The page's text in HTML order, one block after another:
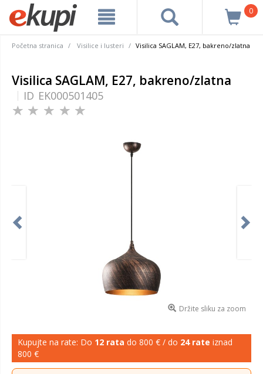
0
Početna stranica Visilice i lusteri Visilica SAGLAM, E27, bakreno/zlatna
Visilica SAGLAM, E27, bakreno/zlatna
ID EK000501405
Držite sliku za zoom
Kupujte na rate: Do 12 rata do 800 € / do 24 rate iznad
800 €